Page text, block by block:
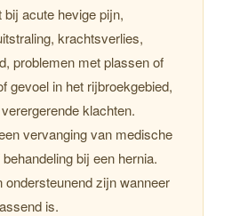
bij acute hevige pijn,
krachtsverlies,
problemen met plassen of
gevoel in het rijbroekgebied,
klachten.
vervanging van medische
bij een hernia.
ondersteunend zijn wanneer
is.